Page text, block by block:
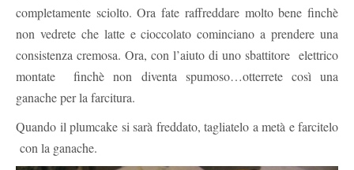
completamente sciolto. Ora fate raffreddare molto bene finchè
non vedrete che latte e cioccolato cominciano a prendere una
consistenza cremosa. Ora, con l’aiuto di uno sbattitore elettrico
montate finchè non diventa spumoso…otterrete così una
ganache per la farcitura.
Quando il plumcake si sarà freddato, tagliatelo a metà e farcitelo
con la ganache.